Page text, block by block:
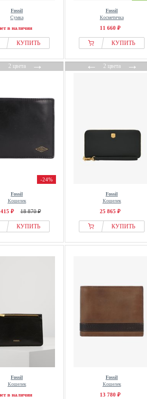
Fossil
Сумка
в наличии
КУПИТЬ
Fossil
Косметичка
11 660 ₽
КУПИТЬ
2 цвета→
-24%
Fossil
Кошелек
₽ 18 870 ₽
КУПИТЬ
←2 цвета→
Fossil
Кошелек
25 865 ₽
КУПИТЬ
Fossil
Кошелек
в наличии
Fossil
Кошелек
13 780 ₽